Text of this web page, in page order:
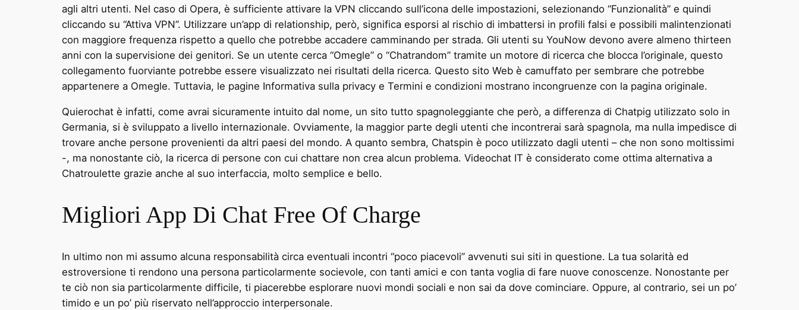
agli altri utenti. Nel caso di Opera, è sufficiente attivare la VPN cliccando sull’icona delle impostazioni, selezionando “Funzionalità” e quindi
cliccando su “Attiva VPN”. Utilizzare un’app di relationship, però, significa esporsi al rischio di imbattersi in profili falsi e possibili malintenzionati
con maggiore frequenza rispetto a quello che potrebbe accadere camminando per strada. Gli utenti su YouNow devono avere almeno thirteen
anni con la supervisione dei genitori. Se un utente cerca “Omegle” o “Chatrandom” tramite un motore di ricerca che blocca l’originale, questo
collegamento fuorviante potrebbe essere visualizzato nei risultati della ricerca. Questo sito Web è camuffato per sembrare che potrebbe
appartenere a Omegle. Tuttavia, le pagine Informativa sulla privacy e Termini e condizioni mostrano incongruenze con la pagina originale.
Quierochat è infatti, come avrai sicuramente intuito dal nome, un sito tutto spagnoleggiante che però, a differenza di Chatpig utilizzato solo in
Germania, si è sviluppato a livello internazionale. Ovviamente, la maggior parte degli utenti che incontrerai sarà spagnola, ma nulla impedisce di
trovare anche persone provenienti da altri paesi del mondo. A quanto sembra, Chatspin è poco utilizzato dagli utenti – che non sono moltissimi
-, ma nonostante ciò, la ricerca di persone con cui chattare non crea alcun problema. Videochat IT è considerato come ottima alternativa a
Chatroulette grazie anche al suo interfaccia, molto semplice e bello.
Migliori App Di Chat Free Of Charge
In ultimo non mi assumo alcuna responsabilità circa eventuali incontri “poco piacevoli” avvenuti sui siti in questione. La tua solarità ed
estroversione ti rendono una persona particolarmente socievole, con tanti amici e con tanta voglia di fare nuove conoscenze. Nonostante per
te ciò non sia particolarmente difficile, ti piacerebbe esplorare nuovi mondi sociali e non sai da dove cominciare. Oppure, al contrario, sei un po’
timido e un po’ più riservato nell’approccio interpersonale.